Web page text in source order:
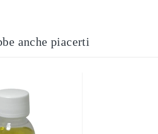
anche piacerti